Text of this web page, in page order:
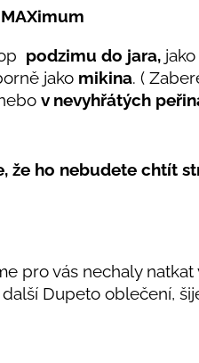
podzimu do jara,
jako mikina. (
v nevyhřátých
že ho nebudete chtít
pro vás nechaly
Dupeto oblečení,